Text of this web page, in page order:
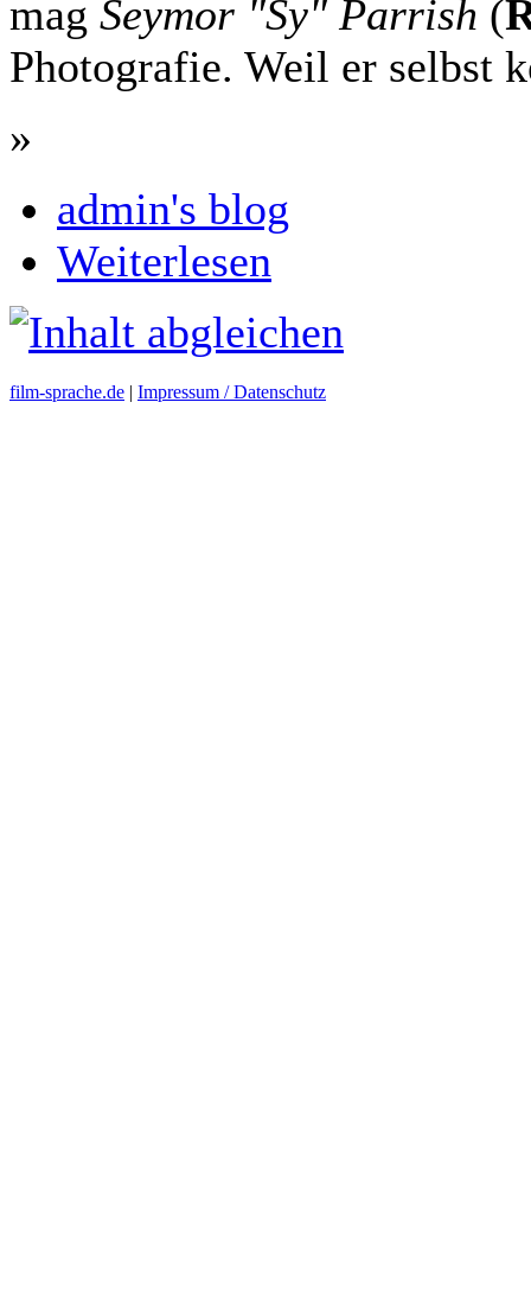
mag Seymor "Sy" Parrish (
Photografie. Weil er selbst
»
admin's blog
Weiterlesen
film-sprache.de | Impressum / Datenschutz